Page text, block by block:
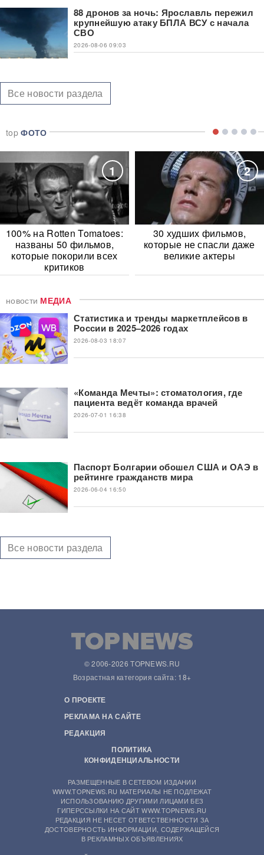
88 дронов за ночь: Ярославль пережил
крупнейшую атаку БПЛА ВСУ с начала
СВО
2026-08-06 09:03
Все новости раздела
topФОТО
1
100% на Rotten Tomatoes:
названы 50 фильмов,
которые покорили всех
критиков
2
30 худших фильмов,
которые не спасли даже
великие актеры
новости МЕДИА
Статистика и тренды маркетплейсов в
России в 2025–2026 годах
2026-08-03 18:07
«Команда Мечты»: стоматология, где
пациента ведёт команда врачей
2026-07-01 16:38
Паспорт Болгарии обошел США и ОАЭ в
рейтинге гражданств мира
2026-06-04 16:50
Все новости раздела
© 2006-2026 TOPNEWS.RU
Возрастная категория сайта: 18+
О ПРОЕКТЕ
РЕКЛАМА НА САЙТЕ
РЕДАКЦИЯ
ПОЛИТИКА
КОНФИДЕНЦИАЛЬНОСТИ
РАЗМЕЩЕННЫЕ В СЕТЕВОМ ИЗДАНИИ
WWW.TOPNEWS.RU МАТЕРИАЛЫ НЕ ПОДЛЕЖАТ
ИСПОЛЬЗОВАНИЮ ДРУГИМИ ЛИЦАМИ БЕЗ
ГИПЕРССЫЛКИ НА САЙТ WWW.TOPNEWS.RU
РЕДАКЦИЯ НЕ НЕСЕТ ОТВЕТСТВЕННОСТИ ЗА
ДОСТОВЕРНОСТЬ ИНФОРМАЦИИ, СОДЕРЖАЩЕЙСЯ
В РЕКЛАМНЫХ ОБЪЯВЛЕНИЯХ